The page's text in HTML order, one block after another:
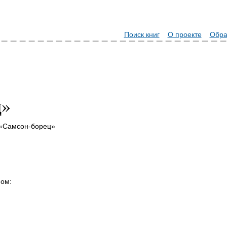
Поиск книг О проекте
борец»